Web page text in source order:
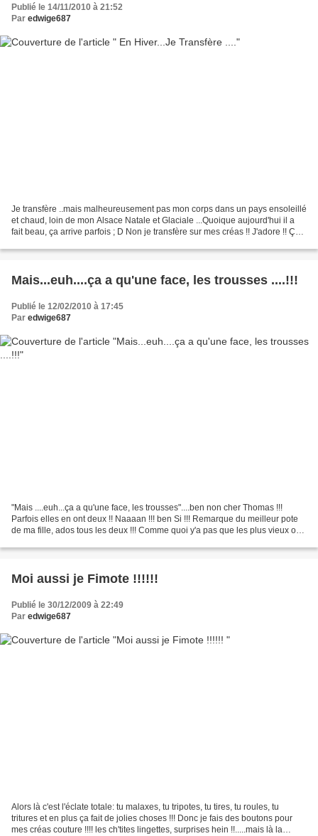
Publié le 14/11/2010 à 21:52
Par edwige687
Je transfère ..mais malheureusement pas mon corps dans un pays ensoleillé
et chaud, loin de mon Alsace Natale et Glaciale ...Quoique aujourd'hui il a
fait beau, ça arrive parfois ; D Non je transfère sur mes créas !! J'adore !! Ça
Mais...euh....ça a qu'une face, les trousses ....!!!
Publié le 12/02/2010 à 17:45
Par edwige687
"Mais ....euh...ça a qu'une face, les trousses"....ben non cher Thomas !!!
Parfois elles en ont deux !! Naaaan !!! ben Si !!! Remarque du meilleur pote
de ma fille, ados tous les deux !!! Comme quoi y'a pas que les plus vieux ont
Moi aussi je Fimote !!!!!!
Publié le 30/12/2009 à 22:49
Par edwige687
Alors là c'est l'éclate totale: tu malaxes, tu tripotes, tu tires, tu roules, tu
tritures et en plus ça fait de jolies choses !!! Donc je fais des boutons pour
mes créas couture !!!! les ch'tites lingettes, surprises hein !!.....mais là la